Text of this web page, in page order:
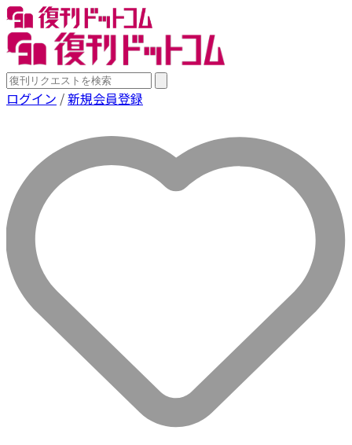
ログイン /新規会員登録